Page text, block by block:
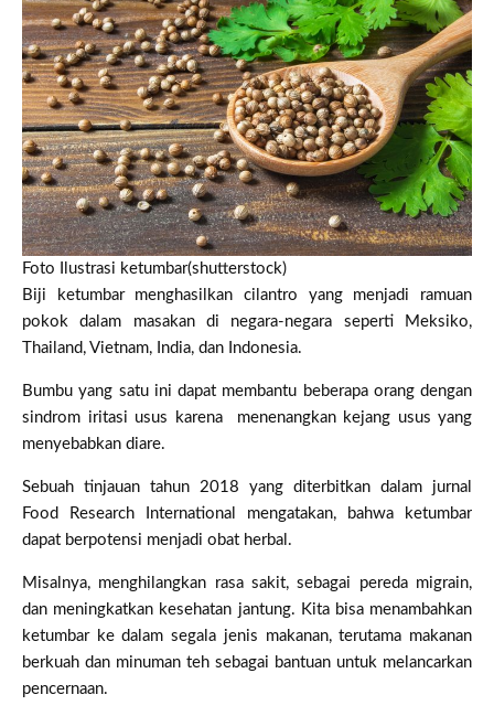
Foto Ilustrasi ketumbar(shutterstock)
Biji ketumbar menghasilkan cilantro yang menjadi ramuan
pokok dalam masakan di negara-negara seperti Meksiko,
Thailand, Vietnam, India, dan Indonesia.
Bumbu yang satu ini dapat membantu beberapa orang dengan
sindrom iritasi usus karena menenangkan kejang usus yang
menyebabkan diare.
Sebuah tinjauan tahun 2018 yang diterbitkan dalam jurnal
Food Research International mengatakan, bahwa ketumbar
dapat berpotensi menjadi obat herbal.
Misalnya, menghilangkan rasa sakit, sebagai pereda migrain,
dan meningkatkan kesehatan jantung. Kita bisa menambahkan
ketumbar ke dalam segala jenis makanan, terutama makanan
berkuah dan minuman teh sebagai bantuan untuk melancarkan
pencernaan.